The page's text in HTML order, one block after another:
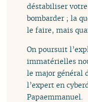
déstabiliser
bombarder ; la
le faire, mais
On poursuit
immatérielles
le major général
l’expert en
Papaemmanuel.